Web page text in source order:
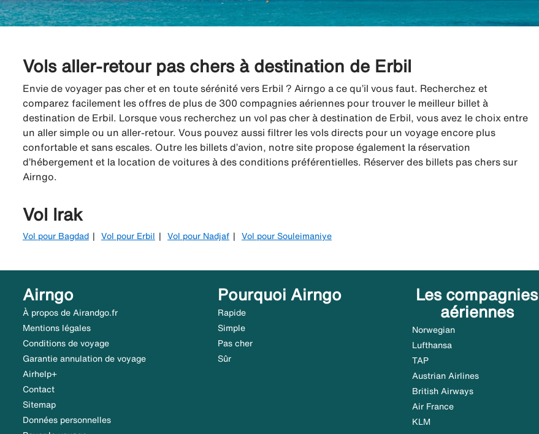
Vols aller-retour pas chers à destination de Erbil
Envie de voyager pas cher et en toute sérénité vers Erbil ? Airngo a ce qu’il vous faut. Recherchez et
comparez facilement les offres de plus de 300 compagnies aériennes pour trouver le meilleur billet à
destination de Erbil. Lorsque vous recherchez un vol pas cher à destination de Erbil, vous avez le choix entre
un aller simple ou un aller-retour. Vous pouvez aussi filtrer les vols directs pour un voyage encore plus
confortable et sans escales. Outre les billets d’avion, notre site propose également la réservation
d’hébergement et la location de voitures à des conditions préférentielles. Réserver des billets pas chers sur
Airngo.
Vol Irak
Vol pour Bagdad Vol pour Erbil Vol pour Nadjaf Vol pour Souleimaniye
Airngo
À propos de Airandgo.fr
Mentions légales
Conditions de voyage
Garantie annulation de voyage
Airhelp+
Contact
Sitemap
Données personnelles
Pourquoi Airngo
Rapide
Simple
Pas cher
Sûr
Les compagnies
aériennes
Norwegian
Lufthansa
TAP
Austrian Airlines
British Airways
Air France
KLM